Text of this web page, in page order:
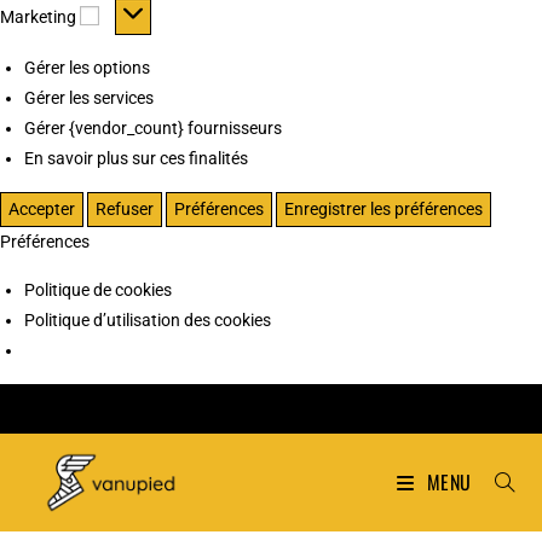
Marketing Marketing
Gérer les options
Gérer les services
Gérer {vendor_count} fournisseurs
En savoir plus sur ces finalités
Accepter Refuser Préférences
Enregistrer les préférences
Préférences
Politique de cookies
Politique d’utilisation des cookies
MENU